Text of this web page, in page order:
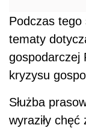
Podczas tego
tematy
gospodarczej
kryzysu
Służba
wyraziły chęć